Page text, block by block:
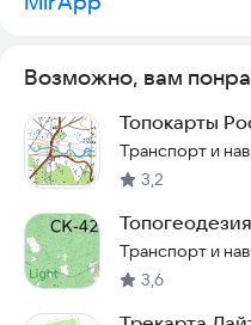
Возможно, вам
Топокарты
Транспорт и
3,2
Транспорт и
3,6